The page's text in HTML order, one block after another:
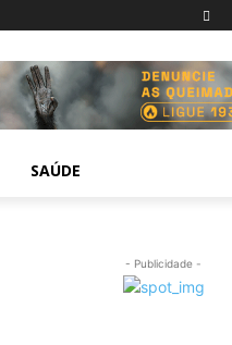
SAÚDE
- Publicidade -